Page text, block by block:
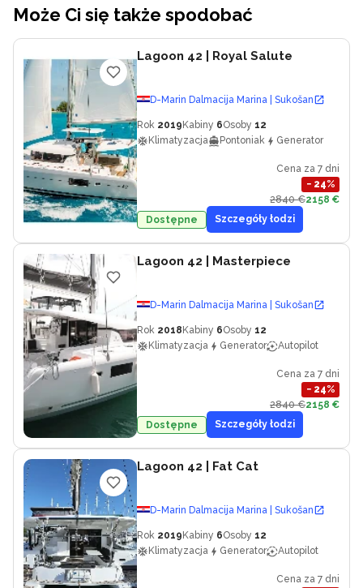
Może Ci się także spodobać
Lagoon 42 | Royal Salute
D-Marin Dalmacija Marina | Sukošan
Rok 2019 Kabiny 6Osoby 12
Klimatyzacja
Pontoniak Generator
Cena za 7 dni
− 24%
2840 €2158 €
Dostępne
Szczegóły łodzi
Lagoon 42 | Masterpiece
D-Marin Dalmacija Marina | Sukošan
Rok 2018 Kabiny 6Osoby 12
Klimatyzacja
Generator Autopilot
Cena za 7 dni
− 24%
2840 €2158 €
Dostępne
Szczegóły łodzi
Lagoon 42 | Fat Cat
D-Marin Dalmacija Marina | Sukošan
Rok 2019 Kabiny 6Osoby 12
Klimatyzacja
Generator Autopilot
Cena za 7 dni